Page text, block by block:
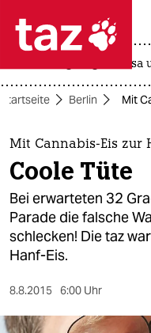
 taz
themen
politik
öko
gesellschaft
kultur
sport
usa
Startseite Berlin Mit
Mit Cannabis-Eis zur
Coole Tüte
Bei erwarteten 32
Parade die falsche
schlecken! Die taz
Hanf-Eis.
8.8.2015 6:00 Uhr